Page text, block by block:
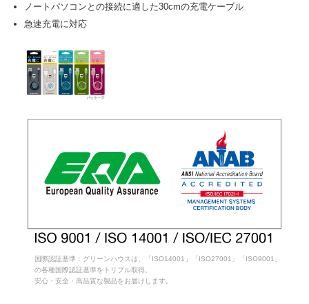
ノートパソコンとの接続に適した30cmの充電ケーブル
急速充電に対応
国際認証基準：グリーンハウスは、「ISO14001」「ISO27001」「ISO9001」
の各種国際認証基準をトリプル取得。
安心・安全・高品質な製品をお届けします。